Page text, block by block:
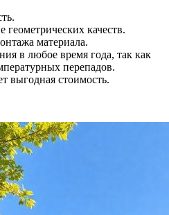
геометрических качеств.
материала.
в любое время года, так как
перепадов.
выгодная стоимость.